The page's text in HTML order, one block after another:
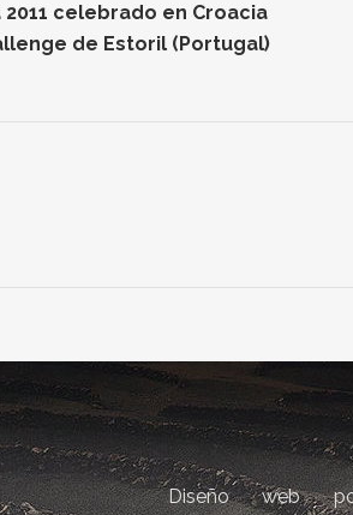
celebrado en Croacia
de Estoril (Portugal)
Diseño web